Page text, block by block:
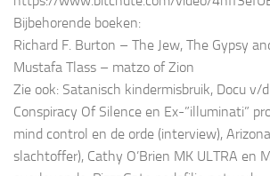
Bijbehorende boeken:
Richard F. Burton – The Jew, The Gypsy
Mustafa Tlass – matzo of Zion
Zie ook: Satanisch kindermisbruik, Docu v/
Conspiracy Of Silence en Ex-”illuminati”
mind control en de orde (interview),
slachtoffer), Cathy O’Brien MK ULTRA en